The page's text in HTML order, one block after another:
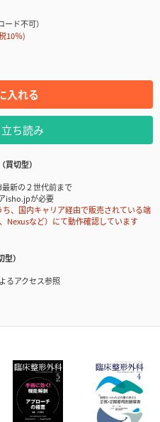
ド不可）
10％)
入れる
ち読み
切型）
新の２世代前まで
isho.jpが必要
、国内キャリア経由で販売されている端
Nexusなど）にて動作確認しています
）
るアクセス参照